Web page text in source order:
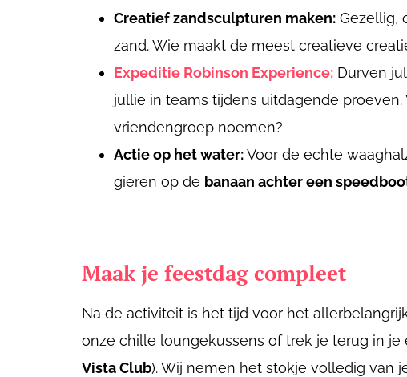
Creatief zandsculpturen maken: Gezellig,
zand. Wie maakt de meest creatieve
Expeditie Robinson Experience: Durven
jullie in teams tijdens uitdagende
vriendengroep noemen?
Actie op het water:Voor de echte
gieren op de banaan achter een
Maak je feestdag compleet
Na de activiteit is het tijd voor het
onze chille loungekussens of trek je terug in
Vista Club). Wij nemen het stokje volledig van